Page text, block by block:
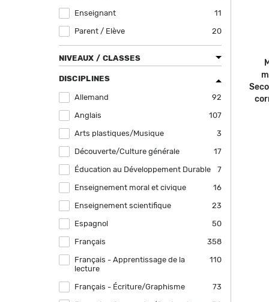
Enseignant 11
Apply Enseignant filter
Parent / Elève 20
Apply Parent / Elève filter
NIVEAUX / CLASSES
DISCIPLINES
Allemand 92
Apply Allemand filter
Anglais 107
Apply Anglais filter
Arts plastiques/Musique 3
Apply Arts plastiques/Musique filter
Découverte/Culture générale 17
Apply Découverte/Culture générale filter
Éducation au Développement Durable 7
Apply Éducation au Développement
Enseignement moral et civique
16
Apply Enseignement moral et civique
Enseignement scientifique
23
Apply Enseignement scientifique filter
Espagnol 50
Apply Espagnol filter
Français 358
Apply Français filter
Français - Apprentissage de la
lecture
110
Apply Français - Apprentissage de la
lecture filter
Français - Écriture/Graphisme 73
Apply Français - Écriture/Graphisme